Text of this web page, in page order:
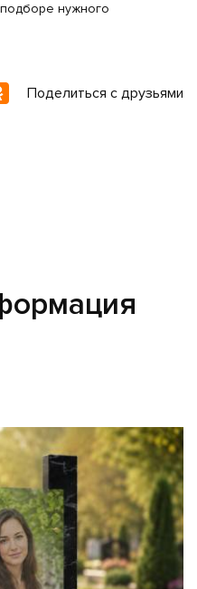
нужного
Поделиться с друзьями